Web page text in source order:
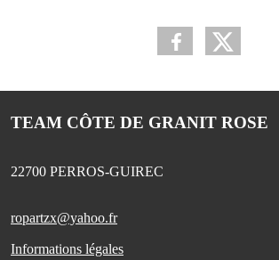
TEAM CÔTE DE GRANIT ROSE
22700 PERROS-GUIREC
ropartzx@yahoo.fr
Informations légales